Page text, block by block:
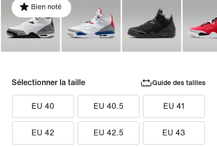
Bien noté
Sélectionner la taille Guide des tailles
EU 40 EU 40.5 EU 41
EU 42 EU 42.5 EU 43